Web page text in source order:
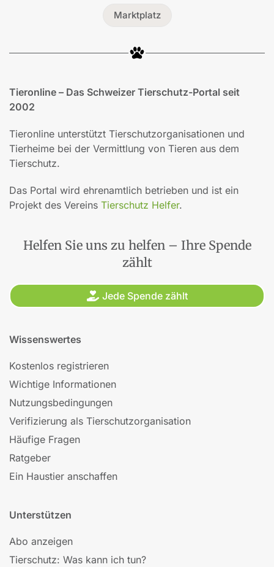
Marktplatz
Tieronline – Das Schweizer Tierschutz-Portal seit
2002
Tieronline unterstützt Tierschutzorganisationen und
Tierheime bei der Vermittlung von Tieren aus dem
Tierschutz.
Das Portal wird ehrenamtlich betrieben und ist ein
Projekt des Vereins Tierschutz Helfer.
Helfen Sie uns zu helfen – Ihre Spende
zählt
Jede Spende zählt
Wissenswertes
Kostenlos registrieren
Wichtige Informationen
Nutzungsbedingungen
Verifizierung als Tierschutzorganisation
Häufige Fragen
Ratgeber
Ein Haustier anschaffen
Unterstützen
Abo anzeigen
Tierschutz: Was kann ich tun?